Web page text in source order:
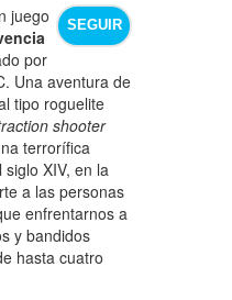
SEGUIR
juego
por
Una aventura de
tipo roguelite
shooter
terrorífica
XIV, en la
a las personas
enfrentarnos a
y bandidos
hasta cuatro